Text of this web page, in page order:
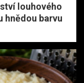
louhového
hnědou barvu